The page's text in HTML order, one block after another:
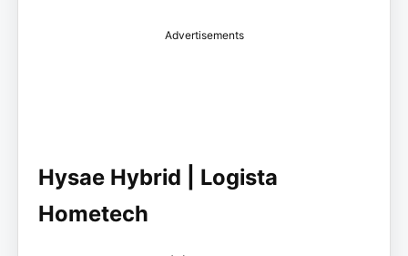
Advertisements
Hysae Hybrid | Logista
Hometech